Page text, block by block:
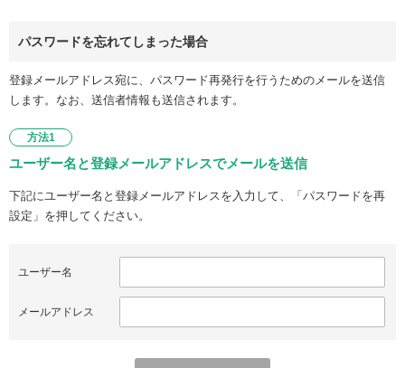
パスワードを忘れてしまった場合
登録メールアドレス宛に、パスワード再発行を行うためのメールを送信
します。なお、送信者情報も送信されます。
方法1
ユーザー名と登録メールアドレスでメールを送信
下記にユーザー名と登録メールアドレスを入力して、「パスワードを再
設定」を押してください。
ユーザー名
メールアドレス